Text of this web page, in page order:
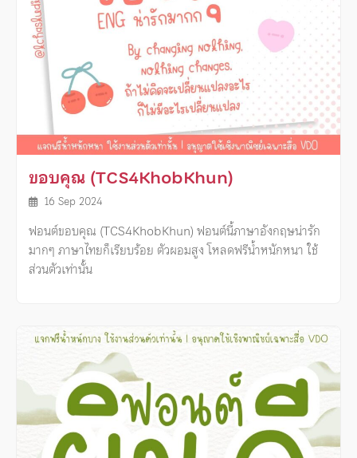
ขอบคุณ (TCS4KhobKhun)
16 Sep 2024
ฟอนต์ขอบคุณ (TCS4KhobKhun) ฟอนต์นี้ภาษาอังกฤษน่ารัก
มากๆ ภาษาไทยก็เรียบร้อย ตัวผอมสูง โหลดฟรีน้ำหนักหนา ใช้
ส่วนตัวเท่านั้น